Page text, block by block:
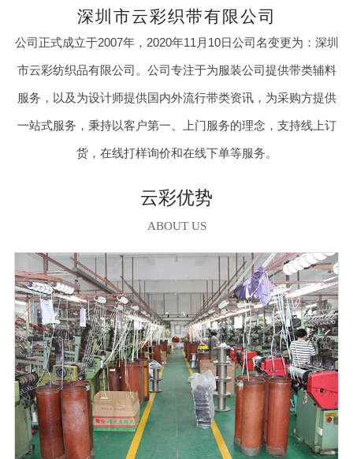
深圳市云彩织带有限公司
公司正式成立于2007年，2020年11月10日公司名变更为：深圳
市云彩纺织品有限公司。公司专注于为服装公司提供带类辅料
服务，以及为设计师提供国内外流行带类资讯，为采购方提供
一站式服务，秉持以客户第一、上门服务的理念，支持线上订
货，在线打样询价和在线下单等服务。
云彩优势
ABOUT US